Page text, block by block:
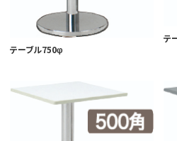
テーブル750φ
テ